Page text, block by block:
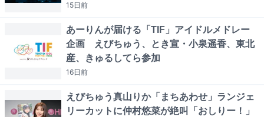
15日前
あーりんが届ける「TIF」アイドルメドレー
企画 えびちゅう、とき宣・小泉遥香、東北
産、きゅるしてら参加
16日前
えびちゅう真山りか「まちあわせ」ランジェ
リーカットに仲村悠菜が絶叫「おしりー！」